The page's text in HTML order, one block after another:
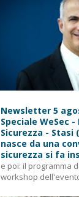
Newsletter 5
Speciale WeSec
Sicurezza - Stasi
nasce da una
sicurezza si fa
e poi: il programma
workshop